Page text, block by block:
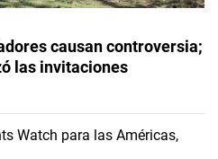
causan controversia;
las invitaciones